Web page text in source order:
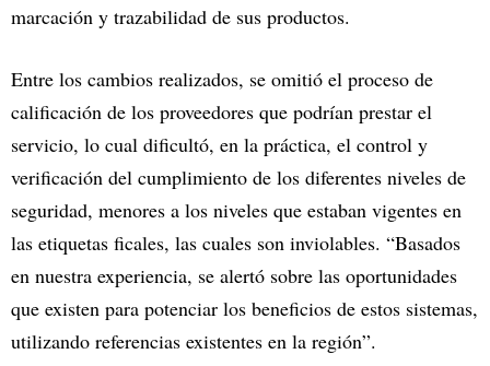
marcación y trazabilidad de sus productos.
Entre los cambios realizados, se omitió el proceso de
calificación de los proveedores que podrían prestar el
servicio, lo cual dificultó, en la práctica, el control y
verificación del cumplimiento de los diferentes niveles de
seguridad, menores a los niveles que estaban vigentes en
las etiquetas ficales, las cuales son inviolables. “Basados
en nuestra experiencia, se alertó sobre las oportunidades
que existen para potenciar los beneficios de estos sistemas,
utilizando referencias existentes en la región”.